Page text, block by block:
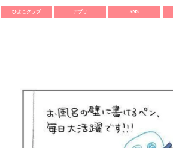
ひよこクラブ アプリ SNS